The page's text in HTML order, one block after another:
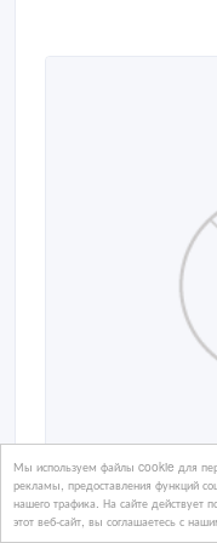
Мы используем файлы cookie для
рекламы, предоставления функций
нашего трафика. На сайте действует
этот веб-сайт, вы соглашаетесь с
Смеси для